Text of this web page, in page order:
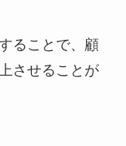
ることで、顧
させることが